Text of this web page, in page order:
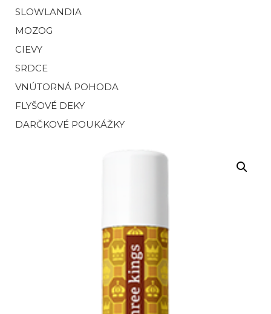
SLOWLANDIA
MOZOG
CIEVY
SRDCE
VNÚTORNÁ POHODA
FLYŠOVÉ DEKY
DARČKOVÉ POUKÁŽKY